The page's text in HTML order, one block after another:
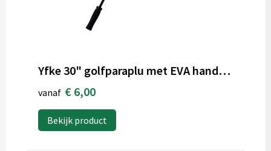
Yfke 30" golfparaplu met EVA handvat
vanaf € 6,00
Bekijk product